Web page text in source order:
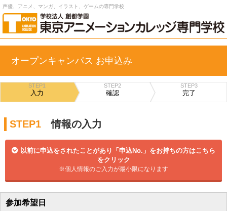
声優、アニメ、マンガ、イラスト、ゲームの専門学校
オープンキャンパス お申込み
STEP1
入力
STEP2
確認
STEP3
完了
STEP1 情報の入力
以前に申込をされたことがあり「申込No.」をお持ちの方はこちら
をクリック
※個人情報のご入力が最小限になります
参加希望日